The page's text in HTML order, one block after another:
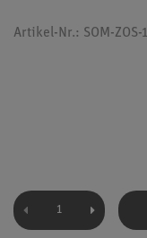
Artikel-Nr.: SOM-